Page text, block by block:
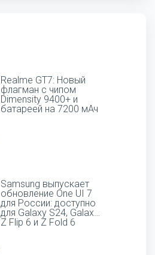
Realme GT7: Новый
флагман с чипом
Dimensity 9400+ и
батареей на 7200 мАч
Samsung выпускает
обновление One UI 7
для России: доступно
для Galaxy S24, Galaxy
Z Flip 6 и Z Fold 6